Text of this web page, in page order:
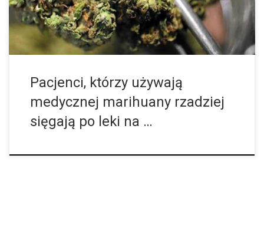
stosujących medyczną […]
Pacjenci, którzy używają
medycznej marihuany rzadziej
sięgają po leki na …